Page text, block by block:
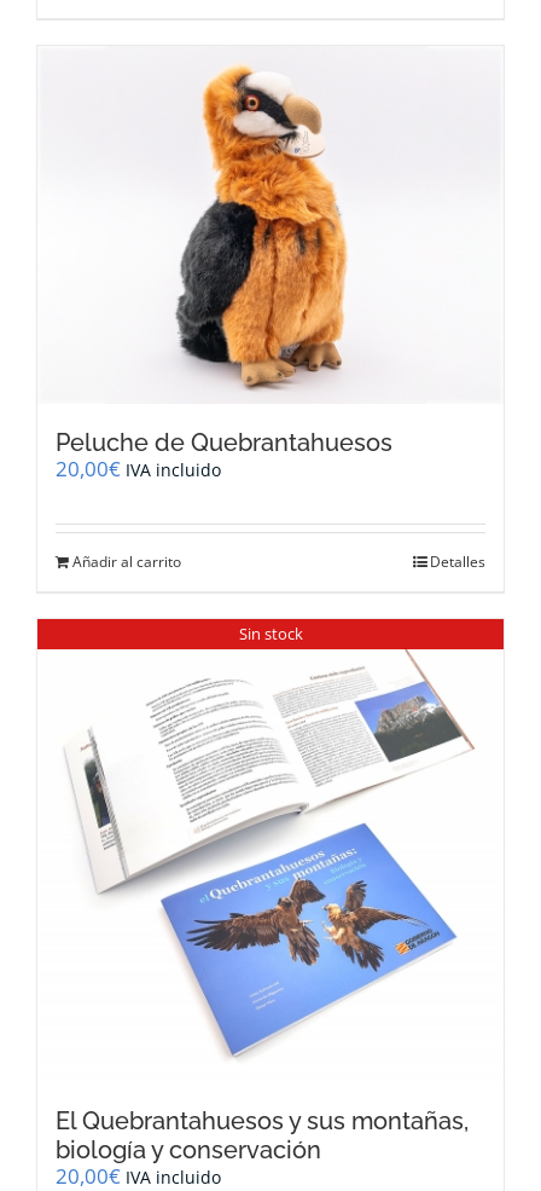
Peluche de Quebrantahuesos
20,00€ IVA incluido
Añadir al carrito Detalles
Sin stock
El Quebrantahuesos y sus montañas,
biología y conservación
20,00€ IVA incluido